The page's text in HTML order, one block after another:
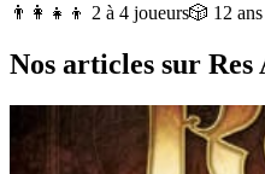
👨‍👩‍👧‍👦 2 à 4 joueurs🎲 12
Nos articles sur Res